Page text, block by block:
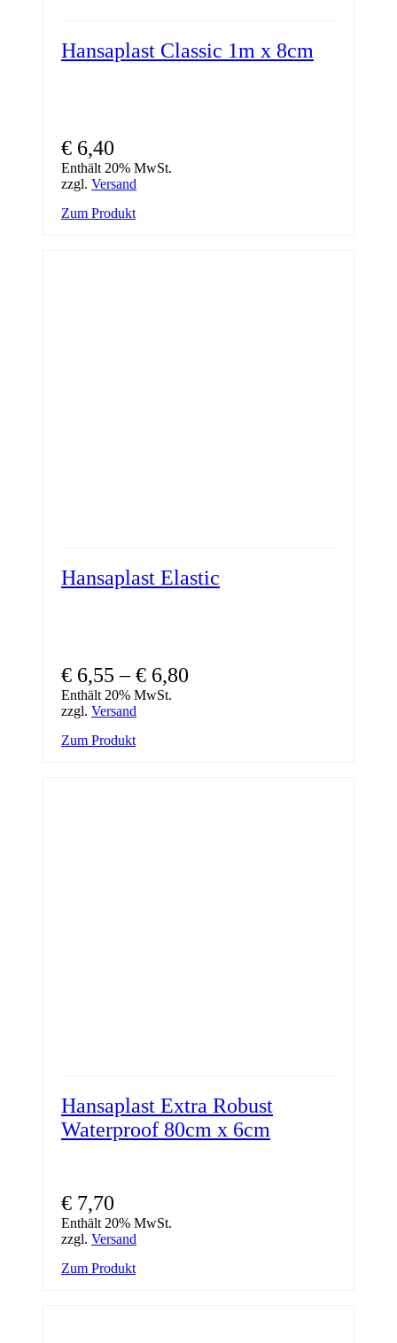
Hansaplast Classic 1m x 8cm
€ 6,40
Enthält 20% MwSt.
zzgl. Versand
Zum Produkt
Hansaplast Elastic
€ 6,55 –€ 6,80
Enthält 20% MwSt.
zzgl. Versand
Zum ProduktDieses
Hansaplast Extra Robust
Waterproof 80cm x 6cm
€ 7,70
Enthält 20% MwSt.
zzgl. Versand
Zum Produkt